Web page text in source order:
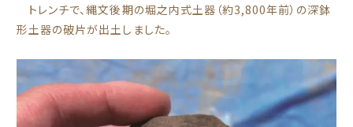
トレンチで、縄文後期の堀之内式土器（約3,800年前）の深鉢
形土器の破片が出土しました。